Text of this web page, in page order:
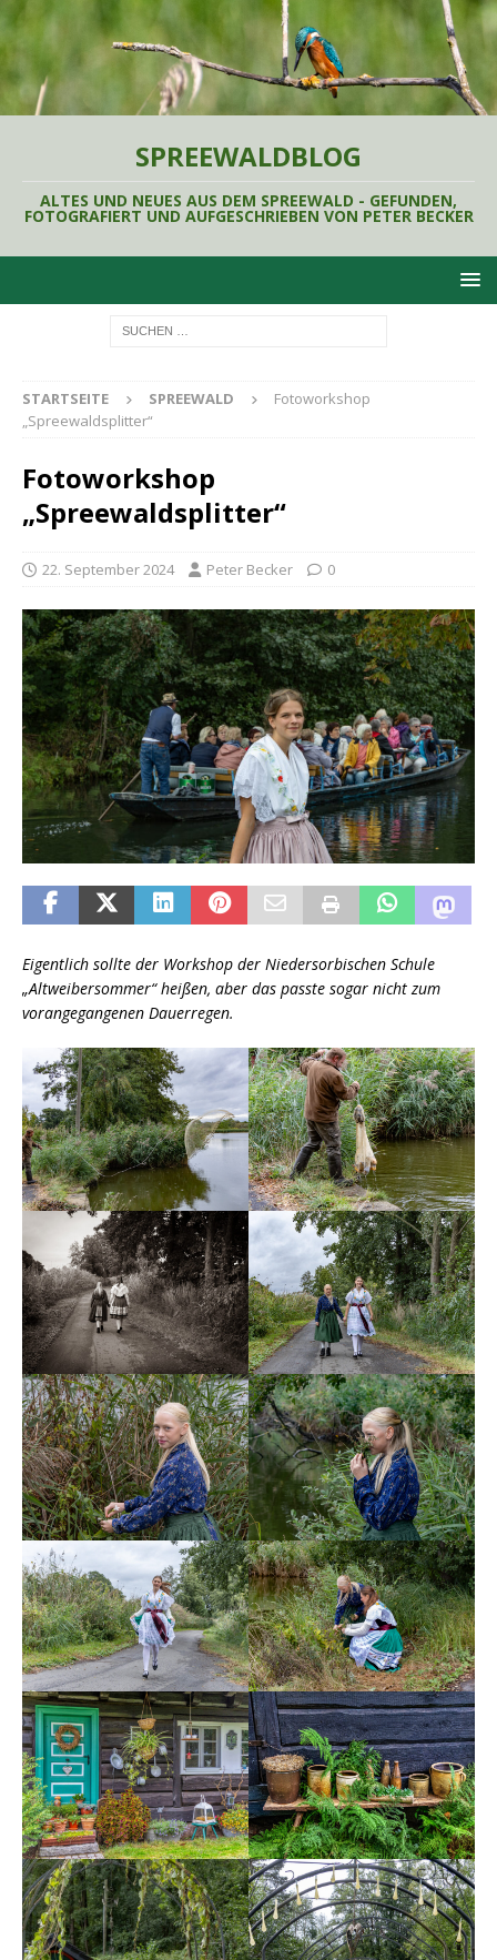
SPREEWALDBLOG
ALTES UND NEUES AUS DEM SPREEWALD - GEFUNDEN,
FOTOGRAFIERT UND AUFGESCHRIEBEN VON PETER BECKER
STARTSEITE SPREEWALD
Fotoworkshop
„Spreewaldsplitter“
Fotoworkshop
„Spreewaldsplitter“
22. September 2024 Peter Becker 0
Eigentlich sollte der Workshop der Niedersorbischen Schule
„Altweibersommer“ heißen, aber das passte sogar nicht zum
vorangegangenen Dauerregen.